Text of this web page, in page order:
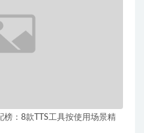
：8款TTS工具按使用场景精